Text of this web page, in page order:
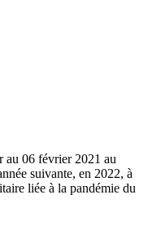
au 06 février 2021 au
suivante, en 2022, à
liée à la pandémie du